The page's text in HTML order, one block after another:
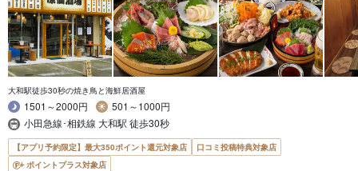
大和駅徒歩30秒の焼き鳥と海鮮居酒屋
1501～2000円
501～1000円
小田急線･相鉄線 大和駅 徒歩30秒
【アプリ予約限定】最大350ポイント還元対象店
口コミ投稿特典対象店
ポイントプラス対象店